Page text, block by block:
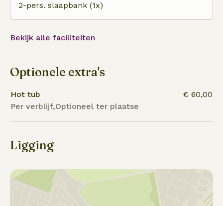
2-pers. slaapbank (1x)
Bekijk alle faciliteiten
Optionele extra's
Hot tub
Per verblijf,Optioneel ter plaatse
€ 60,00
Ligging